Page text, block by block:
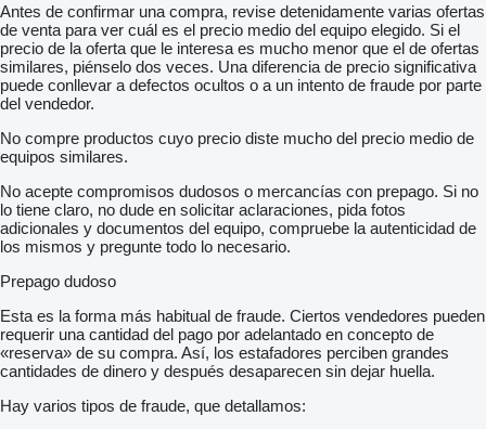
Antes de confirmar una compra, revise detenidamente varias ofertas
de venta para ver cuál es el precio medio del equipo elegido. Si el
precio de la oferta que le interesa es mucho menor que el de ofertas
similares, piénselo dos veces. Una diferencia de precio significativa
puede conllevar a defectos ocultos o a un intento de fraude por parte
del vendedor.
No compre productos cuyo precio diste mucho del precio medio de
equipos similares.
No acepte compromisos dudosos o mercancías con prepago. Si no
lo tiene claro, no dude en solicitar aclaraciones, pida fotos
adicionales y documentos del equipo, compruebe la autenticidad de
los mismos y pregunte todo lo necesario.
Prepago dudoso
Esta es la forma más habitual de fraude. Ciertos vendedores pueden
requerir una cantidad del pago por adelantado en concepto de
«reserva» de su compra. Así, los estafadores perciben grandes
cantidades de dinero y después desaparecen sin dejar huella.
Hay varios tipos de fraude, que detallamos: